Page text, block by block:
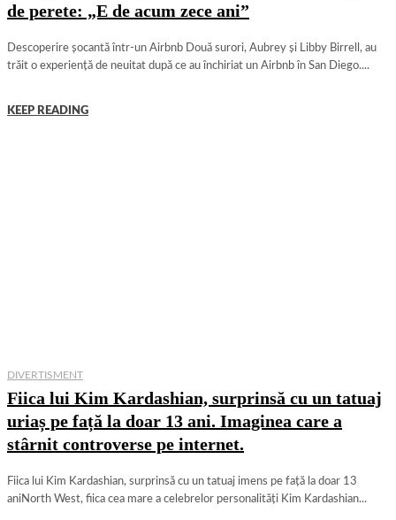
de perete: „E de acum zece ani”
Descoperire șocantă într-un Airbnb Două surori, Aubrey și Libby Birrell, au
trăit o experiență de neuitat după ce au închiriat un Airbnb în San Diego....
KEEP READING
DIVERTISMENT
Fiica lui Kim Kardashian, surprinsă cu un tatuaj
uriaș pe față la doar 13 ani. Imaginea care a
stârnit controverse pe internet.
Fiica lui Kim Kardashian, surprinsă cu un tatuaj imens pe față la doar 13
aniNorth West, fiica cea mare a celebrelor personalități Kim Kardashian...